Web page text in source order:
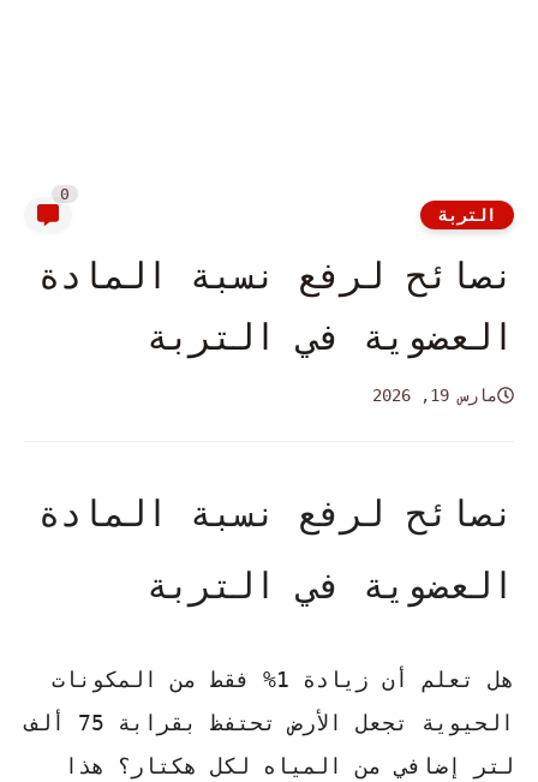
التربة
0
نصائح لرفع نسبة المادة
العضوية في التربة
مارس 19, 2026
نصائح لرفع نسبة المادة
العضوية في التربة
هل تعلم أن زيادة 1% فقط من المكونات
الحيوية تجعل الأرض تحتفظ بقرابة 75 ألف
لتر إضافي من المياه لكل هكتار؟ هذا